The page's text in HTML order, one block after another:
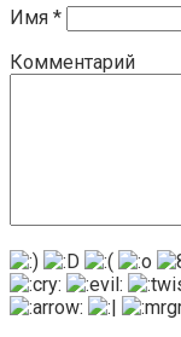
Имя *
Комментарий